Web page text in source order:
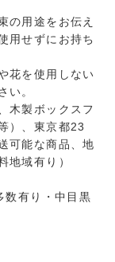
の用途をお伝え
用せずにお持ち
花を使用しない
い。
木製ボックスフ
）、東京都23
可能な商品、地
地域有り）
数有り・中目黒